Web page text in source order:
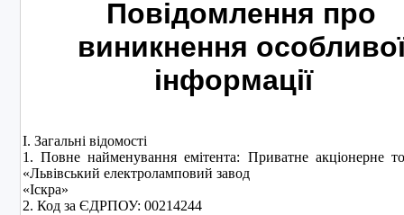
Повідомлення про
виникнення
інформації
I. Загальні відомості
1. Повне найменування емітента: Приватне акціонерне
«Львівський електроламповий завод
«Іскра»
2. Код за ЄДРПОУ: 00214244